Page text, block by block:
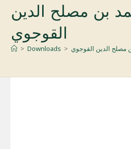
بن مصلح الدين
القوجوي
> Downloads > مصلح الدين القوجوي